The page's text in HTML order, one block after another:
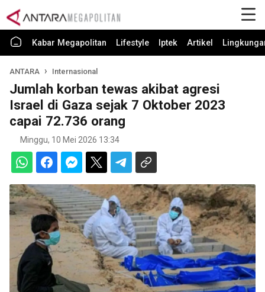
Kabar Megapolitan Lifestyle Iptek Artikel
ANTARA Internasional
Jumlah korban tewas akibat agresi
Israel di Gaza sejak 7 Oktober 2023
capai 72.736 orang
Minggu, 10 Mei 2026 13:34